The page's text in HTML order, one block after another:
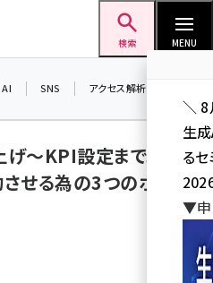
検索 MENU
AI SNS アクセス解析／データ分析
げ～KPI設定まで。イン
せる為の3つのポイン
＼ 8
生
る
▼申